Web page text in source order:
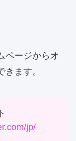
ページからオ
ます。
jp/